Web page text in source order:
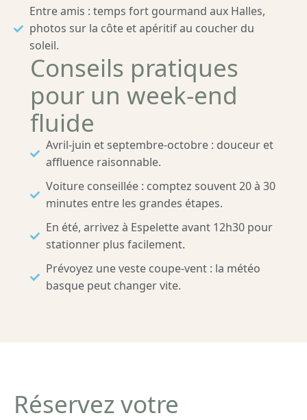
Entre amis : temps fort gourmand aux Halles,
photos sur la côte et apéritif au coucher du
soleil.
Conseils pratiques
pour un week-end
fluide
Avril-juin et septembre-octobre : douceur et
affluence raisonnable.
Voiture conseillée : comptez souvent 20 à 30
minutes entre les grandes étapes.
En été, arrivez à Espelette avant 12h30 pour
stationner plus facilement.
Prévoyez une veste coupe-vent : la météo
basque peut changer vite.
Réservez votre